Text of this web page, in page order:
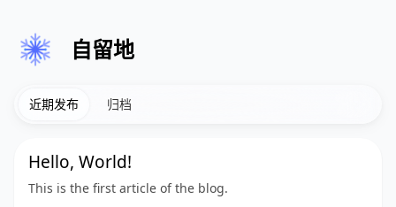
自留地
近期发布 归档
Hello, World!
This is the first article of the blog.